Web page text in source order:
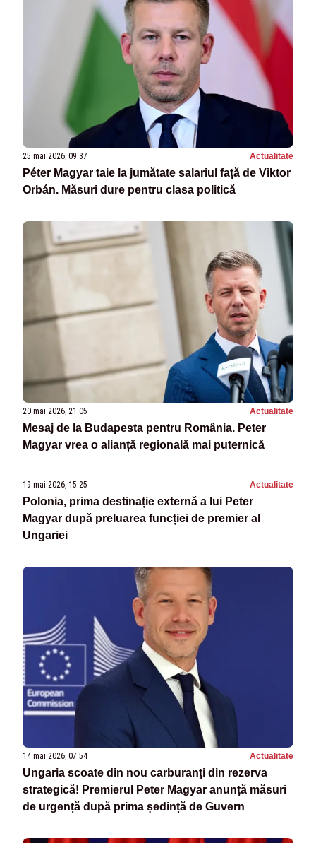
25 mai 2026, 09:37 Actualitate
Péter Magyar taie la jumătate salariul față de Viktor
Orbán. Măsuri dure pentru clasa politică
20 mai 2026, 21:05 Actualitate
Mesaj de la Budapesta pentru România. Peter
Magyar vrea o alianță regională mai puternică
19 mai 2026, 15:25 Actualitate
Polonia, prima destinație externă a lui Peter
Magyar după preluarea funcției de premier al
Ungariei
14 mai 2026, 07:54 Actualitate
Ungaria scoate din nou carburanți din rezerva
strategică! Premierul Peter Magyar anunță măsuri
de urgență după prima ședință de Guvern